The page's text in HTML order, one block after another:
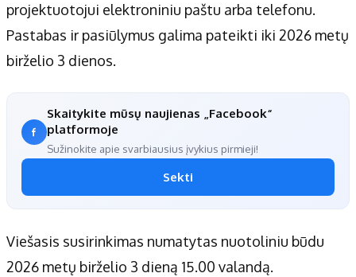
projektuotojui elektroniniu paštu arba telefonu.
Pastabas ir pasiūlymus galima pateikti iki 2026 metų
birželio 3 dienos.
Skaitykite mūsų naujienas „Facebook“
platformoje
Sužinokite apie svarbiausius įvykius pirmieji!
Sekti
Viešasis susirinkimas numatytas nuotoliniu būdu
2026 metų birželio 3 dieną 15.00 valandą.